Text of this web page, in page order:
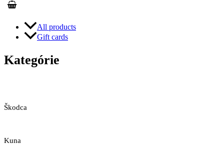
All products
Gift cards
Kategórie
Škodca
Kuna